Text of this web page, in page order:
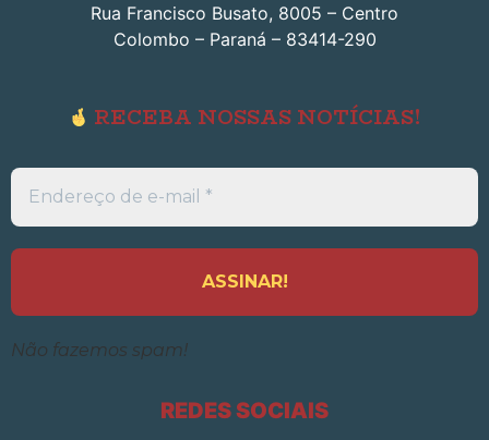
Rua Francisco Busato, 8005 – Centro
Colombo – Paraná – 83414-290
RECEBA NOSSAS NOTÍCIAS!
Endereço
de
e-
*
Não fazemos spam!
REDES SOCIAIS